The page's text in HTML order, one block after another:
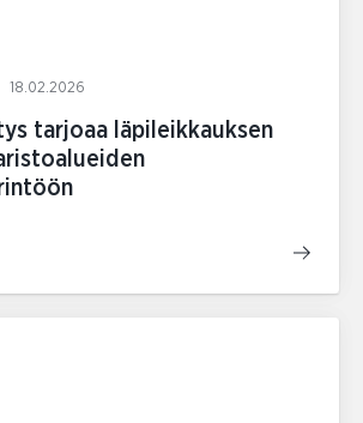
18.02.2026
tarjoaa läpileikkauksen